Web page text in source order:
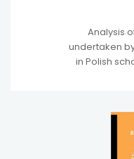
Analysis
undertaken
in Polish